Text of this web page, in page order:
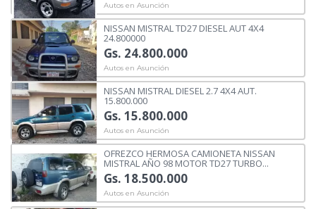
Autos en Asunción
NISSAN MISTRAL TD27 DIESEL AUT 4X4
24.800000
Gs. 24.800.000
Autos en Asunción
NISSAN MISTRAL DIESEL 2.7 4X4 AUT.
15.800.000
Gs. 15.800.000
Autos en Asunción
OFREZCO HERMOSA CAMIONETA NISSAN
MISTRAL AÑO 98 MOTOR TD27 TURBO...
Gs. 18.500.000
Autos en Asunción